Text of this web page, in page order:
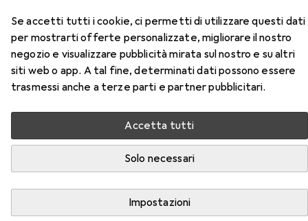
Se accetti tutti i cookie, ci permetti di utilizzare questi dati
per mostrarti offerte personalizzate, migliorare il nostro
negozio e visualizzare pubblicità mirata sul nostro e su altri
siti web o app. A tal fine, determinati dati possono essere
trasmessi anche a terze parti e partner pubblicitari.
Accetta tutti
Solo necessari
Impostazioni
KukkoEstrattore interno